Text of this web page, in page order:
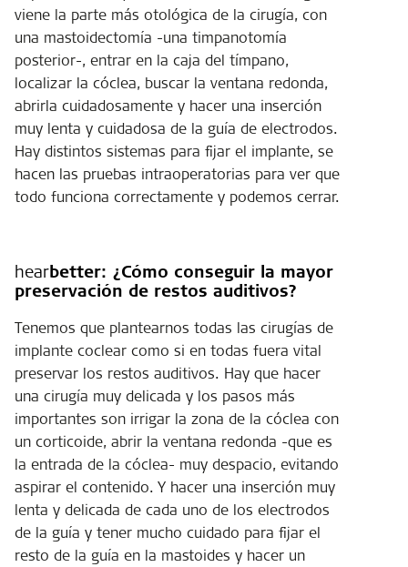
viene la parte más otológica de la cirugía, con
una mastoidectomía -una timpanotomía
posterior-, entrar en la caja del tímpano,
localizar la cóclea, buscar la ventana redonda,
abrirla cuidadosamente y hacer una inserción
muy lenta y cuidadosa de la guía de electrodos.
Hay distintos sistemas para fijar el implante, se
hacen las pruebas intraoperatorias para ver que
todo funciona correctamente y podemos cerrar.
hearbetter: ¿Cómo conseguir la mayor
preservación de restos auditivos?
Tenemos que plantearnos todas las cirugías de
implante coclear como si en todas fuera vital
preservar los restos auditivos. Hay que hacer
una cirugía muy delicada y los pasos más
importantes son irrigar la zona de la cóclea con
un corticoide, abrir la ventana redonda -que es
la entrada de la cóclea- muy despacio, evitando
aspirar el contenido. Y hacer una inserción muy
lenta y delicada de cada uno de los electrodos
de la guía y tener mucho cuidado para fijar el
resto de la guía en la mastoides y hacer un